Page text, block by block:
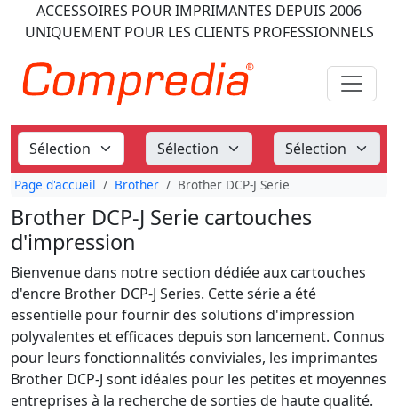
ACCESSOIRES POUR IMPRIMANTES DEPUIS 2006
UNIQUEMENT POUR LES CLIENTS PROFESSIONNELS
Page d'accueil Brother Brother DCP-J Serie
Brother DCP-J Serie cartouches
d'impression
Bienvenue dans notre section dédiée aux cartouches
d'encre Brother DCP-J Series. Cette série a été
essentielle pour fournir des solutions d'impression
polyvalentes et efficaces depuis son lancement. Connus
pour leurs fonctionnalités conviviales, les imprimantes
Brother DCP-J sont idéales pour les petites et moyennes
entreprises à la recherche de sorties de haute qualité.